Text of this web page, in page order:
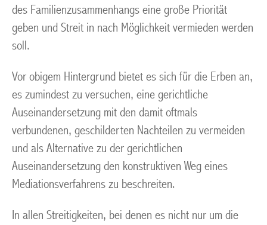
des Familienzusammenhangs eine große Priorität
geben und Streit in nach Möglichkeit vermieden werden
soll.
Vor obigem Hintergrund bietet es sich für die Erben an,
es zumindest zu versuchen, eine gerichtliche
Auseinandersetzung mit den damit oftmals
verbundenen, geschilderten Nachteilen zu vermeiden
und als Alternative zu der gerichtlichen
Auseinandersetzung den konstruktiven Weg eines
Mediationsverfahrens zu beschreiten.
In allen Streitigkeiten, bei denen es nicht nur um die